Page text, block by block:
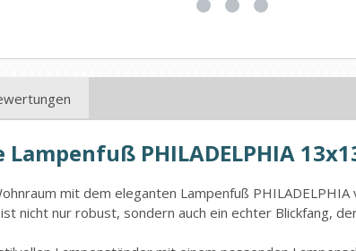
PHILADELPHIA
mit dem eleganten Lampenfuß
nicht nur robust, sondern auch ein echter Blickfang,